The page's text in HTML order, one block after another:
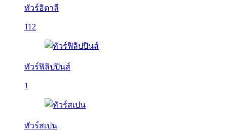
ทัวร์อิตาลี
112
ทัวร์ฟิลิปปินส์
1
ทัวร์สเปน